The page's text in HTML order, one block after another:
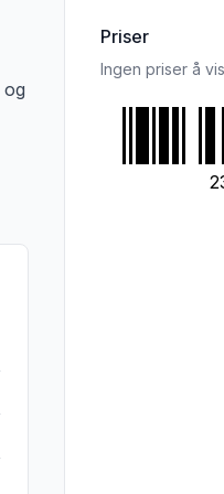
og
Priser
Ingen priser å